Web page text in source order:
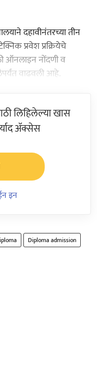
दहावीनंतरच्या तीन
प्रवेश प्रक्रियेचे
ऑनलाइन नोंदणी व
वाढवली आहे.
लिहिलेल्या खास
ॲक्सेस
इन
Diploma admission